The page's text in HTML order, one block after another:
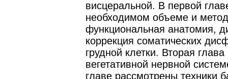
висцеральной. В первой
необходимом объеме и
функциональная анатомия,
коррекция соматических
грудной клетки. Вторая
вегетативной нервной
главе рассмотрены техники